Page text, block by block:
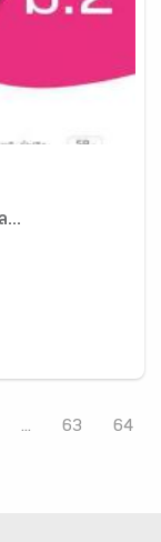
...
... 63 64